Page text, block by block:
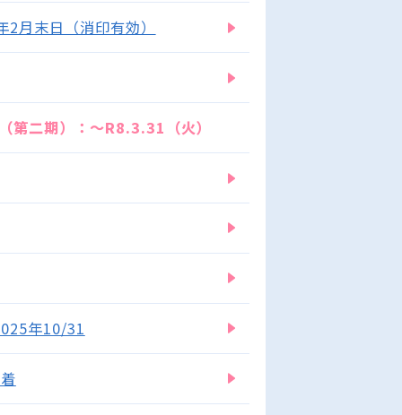
月末日（消印有効）
第二期）：～R8.3.31（火）
年10/31